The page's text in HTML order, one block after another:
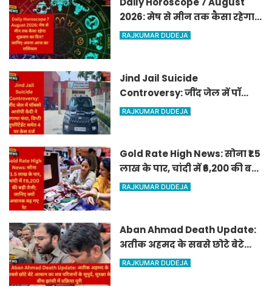
2026: मेष से मीन तक कैसा रहेगा
शुक्रवार का दिन? जानिए अपना
RAJKUMAR DUDEJA
Jind Jail Suicide
Controversy: जींद जेल में पॉक्सो
आरोपी कैदी ने लगाया फंदा, डिप्टी
RAJKUMAR DUDEJA
Gold Rate High News: सोना ₹1.5
लाख के पार, चांदी में ₹6,200 की बड़ी
तेजी; जानिए क्यों अचानक बढ़ गए
RAJKUMAR DUDEJA
Aban Ahmad Death Update:
अतीक अहमद के सबसे छोटे बेटे
आबान का शव परिजनों के सुपुर्द,
RAJKUMAR DUDEJA